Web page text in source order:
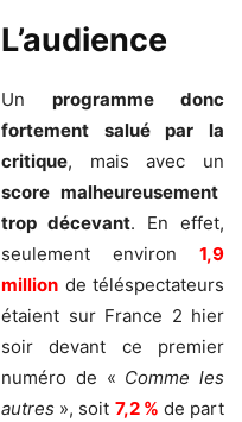
L’audience
Un programme donc
fortement salué par la
critique, mais avec un
score malheureusement
trop décevant. En effet,
seulement environ 1,9
million de téléspectateurs
étaient sur France 2 hier
soir devant ce premier
numéro de « Comme les
autres », soit 7,2 % de part